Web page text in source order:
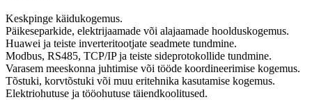
Keskpinge käidukogemus.
Päikeseparkide, elektrijaamade või alajaamade hoolduskogemus.
Huawei ja teiste inverteritootjate seadmete tundmine.
Modbus, RS485, TCP/IP ja teiste sideprotokollide tundmine.
Varasem meeskonna juhtimise või tööde koordineerimise kogemus.
Tõstuki, korvtõstuki või muu eritehnika kasutamise kogemus.
Elektriohutuse ja tööohutuse täiendkoolitused.